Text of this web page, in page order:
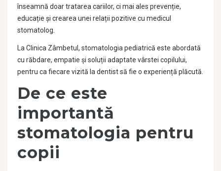
înseamnă doar tratarea cariilor, ci mai ales prevenție,
educație și crearea unei relații pozitive cu medicul
stomatolog.
La Clinica Zâmbetul, stomatologia pediatrică este abordată
cu răbdare, empatie și soluții adaptate vârstei copilului,
pentru ca fiecare vizită la dentist să fie o experiență plăcută.
De ce este
importantă
stomatologia pentru
copii